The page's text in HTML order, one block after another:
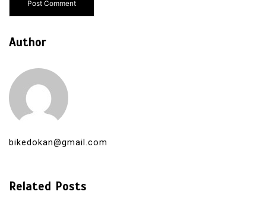
Author
bikedokan@gmail.com
Related Posts